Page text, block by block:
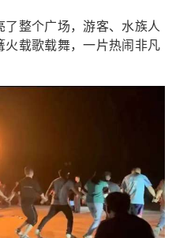
整个广场，游客、水族人
火载歌载舞，一片热闹非凡